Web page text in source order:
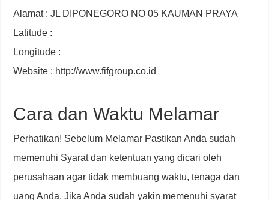
Alamat : JL DIPONEGORO NO 05 KAUMAN PRAYA
Latitude :
Longitude :
Website : http://www.fifgroup.co.id
Cara dan Waktu Melamar
Perhatikan! Sebelum Melamar Pastikan Anda sudah
memenuhi Syarat dan ketentuan yang dicari oleh
perusahaan agar tidak membuang waktu, tenaga dan
uang Anda. Jika Anda sudah yakin memenuhi syarat